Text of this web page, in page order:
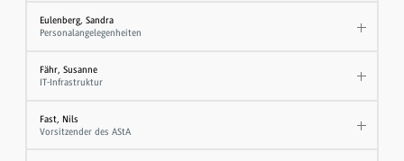
Eulenberg, Sandra
Personalangelegenheiten
Fähr, Susanne
IT-Infrastruktur
Fast, Nils
Vorsitzender des AStA